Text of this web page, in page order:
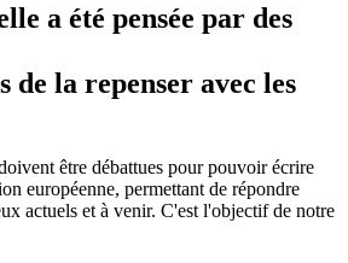
a été pensée par des
de la repenser avec les
être débattues pour pouvoir écrire
européenne, permettant de répondre
actuels et à venir. C'est l'objectif de notre